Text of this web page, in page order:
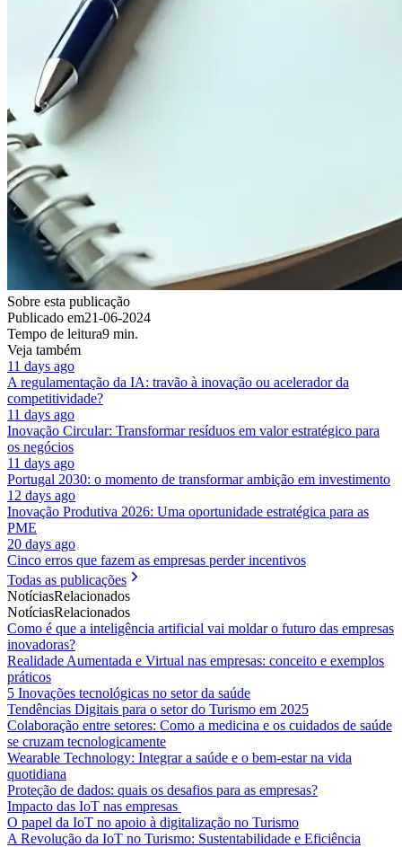
Sobre esta publicação
Publicado em21-06-2024
Tempo de leitura9 min.
Veja também
11 days ago
A regulamentação da IA: travão à inovação ou acelerador da
competitividade?
11 days ago
Inovação Circular: Transformar resíduos em valor estratégico para
os negócios
11 days ago
Portugal 2030: o momento de transformar ambição em investimento
12 days ago
Inovação Produtiva 2026: Uma oportunidade estratégica para as
PME
20 days ago
Cinco erros que fazem as empresas perder incentivos
Todas as publicações
NotíciasRelacionados
NotíciasRelacionados
Como é que a inteligência artificial vai moldar o futuro das empresas
inovadoras?
Realidade Aumentada e Virtual nas empresas: conceito e exemplos
práticos
5 Inovações tecnológicas no setor da saúde
Tendências Digitais para o setor do Turismo em 2025
Colaboração entre setores: Como a medicina e os cuidados de saúde
se cruzam tecnologicamente
Wearable Technology: Integrar a saúde e o bem-estar na vida
quotidiana
Proteção de dados: quais os desafios para as empresas?
Impacto das IoT nas empresas
O papel da IoT no apoio à digitalização no Turismo
A Revolução da IoT no Turismo: Sustentabilidade e Eficiência